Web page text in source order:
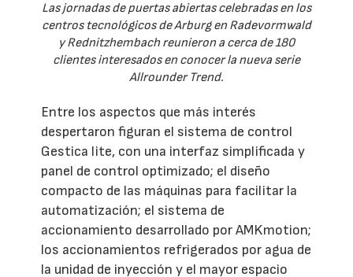
Las jornadas de puertas abiertas celebradas en los
centros tecnológicos de Arburg en Radevormwald
y Rednitzhembach reunieron a cerca de 180
clientes interesados en conocer la nueva serie
Allrounder Trend.
Entre los aspectos que más interés
despertaron figuran el sistema de control
Gestica lite, con una interfaz simplificada y
panel de control optimizado; el diseño
compacto de las máquinas para facilitar la
automatización; el sistema de
accionamiento desarrollado por AMKmotion;
los accionamientos refrigerados por agua de
la unidad de inyección y el mayor espacio